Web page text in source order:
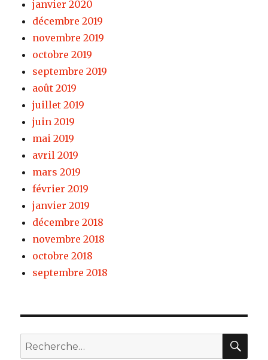
janvier 2020
décembre 2019
novembre 2019
octobre 2019
septembre 2019
août 2019
juillet 2019
juin 2019
mai 2019
avril 2019
mars 2019
février 2019
janvier 2019
décembre 2018
novembre 2018
octobre 2018
septembre 2018
Recherche